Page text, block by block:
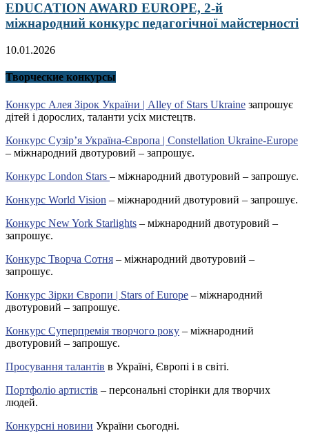
EDUCATION AWARD EUROPE, 2-й
міжнародний конкурс педагогічної майстерності
10.01.2026
Творческие конкурсы
Конкурс Алея Зірок України | Alley of Stars Ukraine запрошує
дітей і дорослих, таланти усіх мистецтв.
Конкурс Сузір’я Україна-Європа | Constellation Ukraine-Europe
– міжнародний двотуровий – запрошує.
Конкурс London Stars – міжнародний двотуровий – запрошує.
Конкурс World Vision – міжнародний двотуровий – запрошує.
Конкурс New York Starlights – міжнародний двотуровий –
запрошує.
Конкурс Творча Сотня – міжнародний двотуровий –
запрошує.
Конкурс Зірки Європи | Stars of Europe – міжнародний
двотуровий – запрошує.
Конкурс Суперпремія творчого року – міжнародний
двотуровий – запрошує.
Просування талантів в Україні, Європі і в світі.
Портфоліо артистів – персональні сторінки для творчих
людей.
Конкурсні новини України сьогодні.